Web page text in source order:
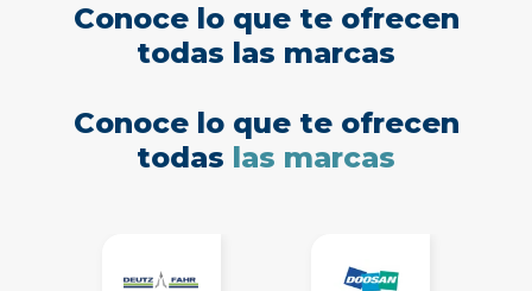
Conoce lo que te ofrecen
todas las marcas
Conoce lo que te ofrecen
todas las marcas